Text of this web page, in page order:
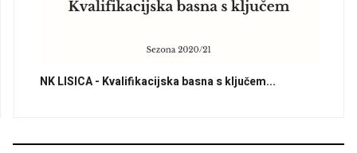
NK LISICA - Kvalifikacijska basna s ključem...